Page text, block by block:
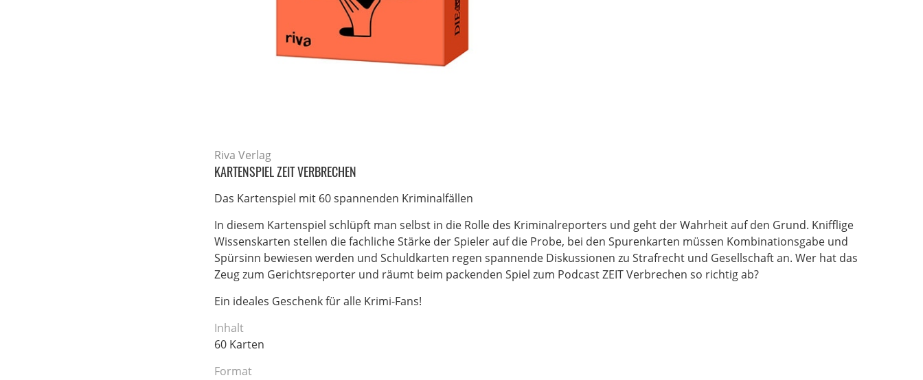
Riva Verlag
KARTENSPIEL ZEIT VERBRECHEN
Das Kartenspiel mit 60 spannenden Kriminalfällen
In diesem Kartenspiel schlüpft man selbst in die Rolle des Kriminalreporters und geht der Wahrheit auf den Grund. Knifflige
Wissenskarten stellen die fachliche Stärke der Spieler auf die Probe, bei den Spurenkarten müssen Kombinationsgabe und
Spürsinn bewiesen werden und Schuldkarten regen spannende Diskussionen zu Strafrecht und Gesellschaft an. Wer hat das
Zeug zum Gerichtsreporter und räumt beim packenden Spiel zum Podcast ZEIT Verbrechen so richtig ab?
Ein ideales Geschenk für alle Krimi-Fans!
Inhalt
60 Karten
Format